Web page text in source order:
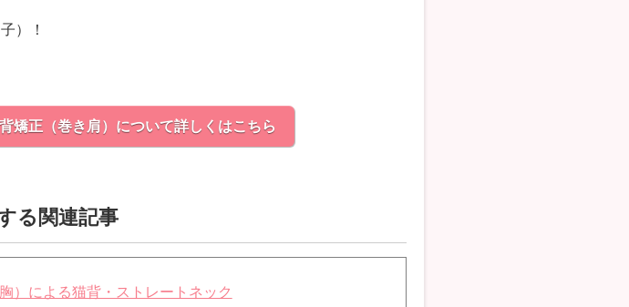
）！
矯正（巻き肩）について詳しくはこちら
る関連記事
）による猫背・ストレートネック